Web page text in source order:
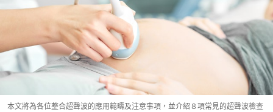
本文將為各位整合超聲波的應用範疇及注意事項，並介紹８項常見的超聲波檢查